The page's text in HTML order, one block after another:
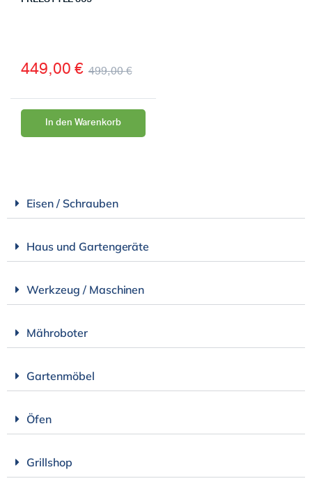
499,00€
449,00 €
In den Warenkorb
Eisen / Schrauben
Haus und Gartengeräte
Werkzeug / Maschinen
Mähroboter
Gartenmöbel
Öfen
Grillshop